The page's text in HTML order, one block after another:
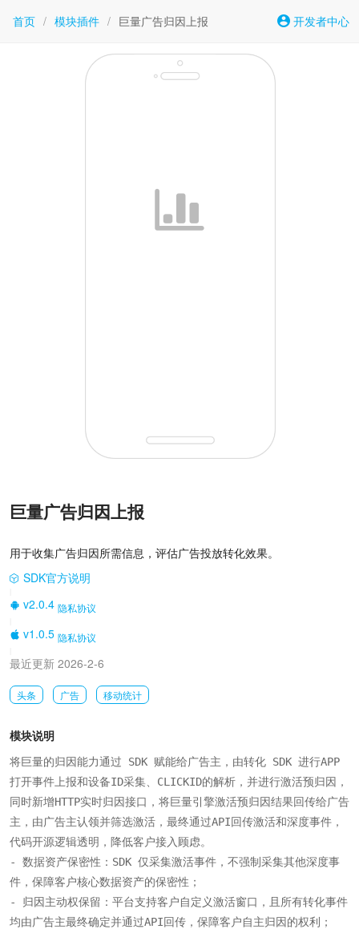
首页 / 模块插件 / 巨量广告归因上报 开发者中心
巨量广告归因上报
用于收集广告归因所需信息，评估广告投放转化效果。
SDK官方说明
v2.0.4 隐私协议
v1.0.5 隐私协议
最近更新 2026-2-6
头条 广告 移动统计
模块说明
将巨量的归因能力通过 SDK 赋能给广告主，由转化 SDK 进行APP
打开事件上报和设备ID采集、CLICKID的解析，并进行激活预归因，
同时新增HTTP实时归因接口，将巨量引擎激活预归因结果回传给广告
主，由广告主认领并筛选激活，最终通过API回传激活和深度事件，
代码开源逻辑透明，降低客户接入顾虑。
- 数据资产保密性：SDK 仅采集激活事件，不强制采集其他深度事
件，保障客户核心数据资产的保密性；
- 归因主动权保留：平台支持客户自定义激活窗口，且所有转化事件
均由广告主最终确定并通过API回传，保障客户自主归因的权利；